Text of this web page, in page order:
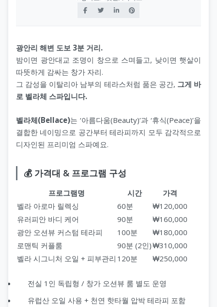
광안리 해변 도보 3분 거리.
밤이면 광안대교 조명이 창으로 스며들고, 낮이면 햇살이
따뜻하게 감싸는 창가 자리.
그 감성을 이탈리아 남부의 테라스처럼 품은 공간, 그게 바
로 벨라체 스파입니다.
벨라체(Bellace)는 ‘아름다움(Beauty)’과 ‘휴식(Peace)’을
결합한 네이밍으로 공간부터 테라피까지 모두 감각적으로
디자인된 프리미엄 스파예요.
💰 가격대 & 프로그램 구성
프로그램명 시간
가격
벨라 아로마 릴렉싱
60분
₩120,000
유러피안 바디 케어
90분
₩160,000
광안 오션뷰 커스텀 테라피
100분
₩180,000
로맨틱 커플룸
90분 (2인)₩310,000
벨라 시그니처 오일 + 피부관리 120분 ₩250,000
전실 1인 독립형 / 창가 오션뷰 룸 별도 운영
유럽산 오일 사용 + 천연 핫타월 압박 테라피 포함